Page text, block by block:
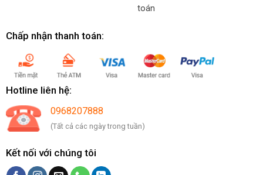
toán
Chấp nhận thanh toán:
Hotline liên hệ:
0968207888
(Tất cả các ngày trong tuần)
Kết nối với chúng tôi